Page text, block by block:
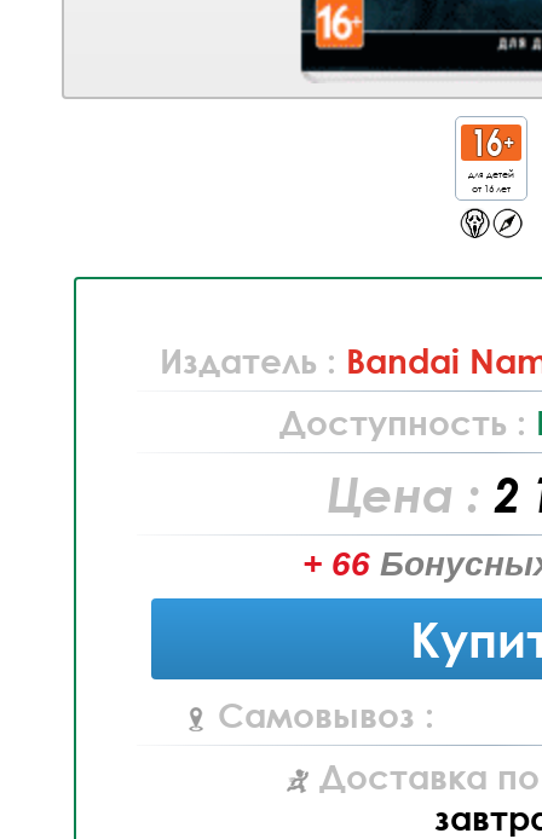
для детей
от 16 лет
Издатель : Bandai
Доступность :
Цена : 2
+ 66
Самовывоз :
Доставка